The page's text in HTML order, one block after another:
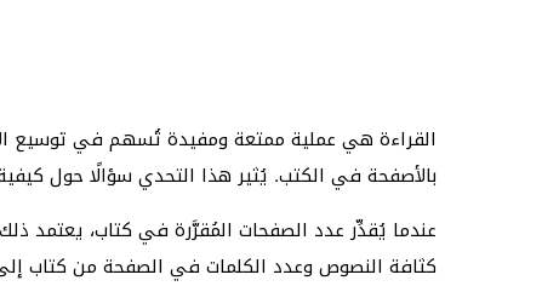
القراءة هي عملية ممتعة ومفيدة تُسهم في توسيع
بالأصفحة في الكتب. يُثير هذا التحدي سؤالًا حول
عندما يُقدِّر عدد الصفحات المُقرَّرة في كتاب، يعتمد
كثافة النصوص وعدد الكلمات في الصفحة من كتاب إلى